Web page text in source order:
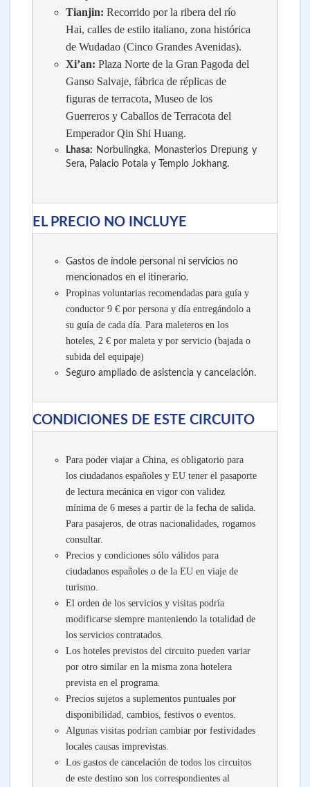
Tianjin: Recorrido por la ribera del río
Hai, calles de estilo italiano, zona histórica
de Wudadao (Cinco Grandes Avenidas).
Xi’an: Plaza Norte de la Gran Pagoda del
Ganso Salvaje, fábrica de réplicas de
figuras de terracota, Museo de los
Guerreros y Caballos de Terracota del
Emperador Qin Shi Huang.
Lhasa: Norbulingka, Monasterios Drepung y
Sera, Palacio Potala y Templo Jokhang.
EL PRECIO NO INCLUYE
Gastos de índole personal ni servicios no
mencionados en el itinerario.
Propinas voluntarias recomendadas para guía y
conductor 9 € por persona y día entregándolo a
su guía de cada día. Para maleteros en los
hoteles, 2 € por maleta y por servicio (bajada o
subida del equipaje)
Seguro ampliado de asistencia y cancelación.
CONDICIONES DE ESTE CIRCUITO
Para poder viajar a China, es obligatorio para
los ciudadanos españoles y EU tener el pasaporte
de lectura mecánica en vigor con validez
mínima de 6 meses a partir de la fecha de salida.
Para pasajeros, de otras nacionalidades, rogamos
consultar.
Precios y condiciones sólo válidos para
ciudadanos españoles o de la EU en viaje de
turismo.
El orden de los servicios y visitas podría
modificarse siempre manteniendo la totalidad de
los servicios contratados.
Los hoteles previstos del circuito pueden variar
por otro similar en la misma zona hotelera
prevista en el programa.
Precios sujetos a suplementos puntuales por
disponibilidad, cambios, festivos o eventos.
Algunas visitas podrían cambiar por festividades
locales causas imprevistas.
Los gastos de cancelación de todos los circuitos
de este destino son los correspondientes al